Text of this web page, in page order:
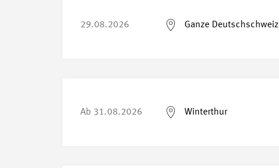
29.08.2026 Ganze Deutschschweiz
Ab 31.08.2026 Winterthur